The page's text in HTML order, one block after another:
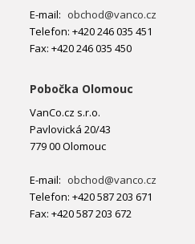
E-mail: obchod@vanco.cz
Telefon: +420 246 035 451
Fax: +420 246 035 450
Pobočka Olomouc
VanCo.cz s.r.o.
Pavlovická 20/43
779 00 Olomouc
E-mail: obchod@vanco.cz
Telefon: +420 587 203 671
Fax: +420 587 203 672